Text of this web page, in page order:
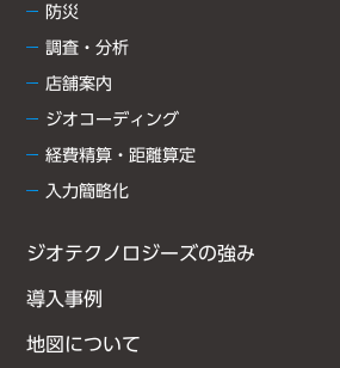
防災
調査・分析
店舗案内
ジオコーディング
経費精算・距離算定
入力簡略化
ジオテクノロジーズの強み
導入事例
地図について